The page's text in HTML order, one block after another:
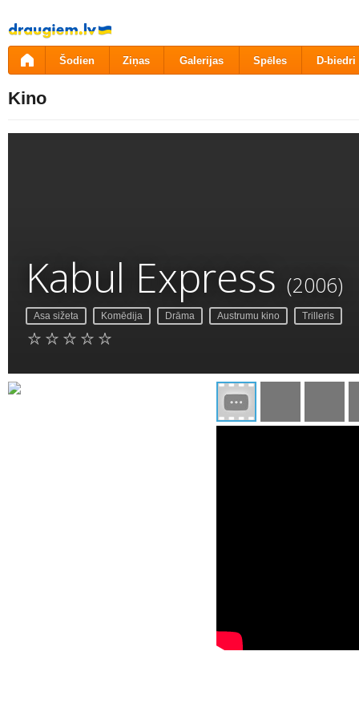
Pāriet
uz
saturu
Šodien Ziņas Galerijas Spēles D-biedri
Kino
Kabul Express (2006)
Asa sižeta Komēdija Drāma Austrumu kino Trilleris